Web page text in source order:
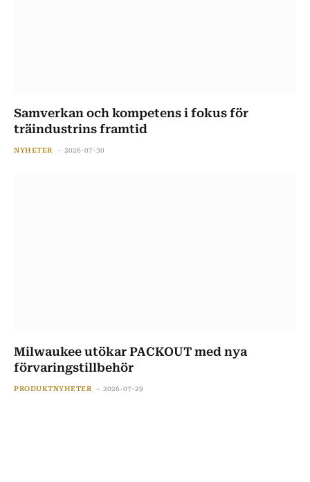
Samverkan och kompetens i fokus för
träindustrins framtid
NYHETER 2026-07-30
Milwaukee utökar PACKOUT med nya
förvaringstillbehör
PRODUKTNYHETER 2026-07-29